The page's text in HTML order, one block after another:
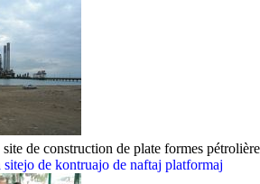
de construction de plate formes
de kontruajo de naftaj platformaj